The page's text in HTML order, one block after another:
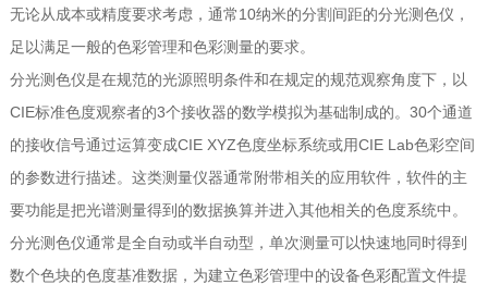
无论从成本或精度要求考虑，通常10纳米的分割间距的分光测色仪，
足以满足一般的色彩管理和色彩测量的要求。
分光测色仪是在规范的光源照明条件和在规定的规范观察角度下，以
CIE标准色度观察者的3个接收器的数学模拟为基础制成的。30个通道
的接收信号通过运算变成CIE XYZ色度坐标系统或用CIE Lab色彩空间
的参数进行描述。这类测量仪器通常附带相关的应用软件，软件的主
要功能是把光谱测量得到的数据换算并进入其他相关的色度系统中。
分光测色仪通常是全自动或半自动型，单次测量可以快速地同时得到
数个色块的色度基准数据，为建立色彩管理中的设备色彩配置文件提